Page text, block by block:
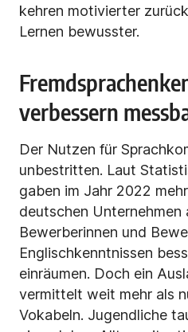
kehren motivierter
Lernen bewusster.
verbessern
Der Nutzen für
unbestritten. Laut
gaben im Jahr 2022
deutschen Unternehmen
Bewerberinnen und
Englischkenntnissen
einräumen. Doch ein
vermittelt weit mehr als
Vokabeln. Jugendliche